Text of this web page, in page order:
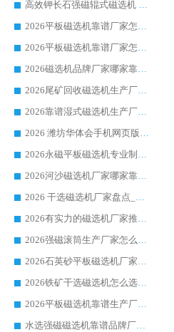
高效钾长石强磁辊式磁选机 华体会手机网页版-华体会(中国) 专业制造品质值得信赖
2026平板磁选机靠谱厂家怎么选？华体会手机网页版-华体会(中国) 凭硬实力甄选合作品牌
2026平板磁选机靠谱厂家怎么选？华体会手机网页版-华体会(中国) 凭硬实力甄选合作品牌
2026磁选机品牌厂家哪家靠谱?行业优选华体会手机网页版-华体会(中国) 实力出众
2026尾矿回收磁选机生产厂家哪家好_行业推荐华体会手机网页版-华体会(中国)
2026靠谱湿式磁选机生产厂家推荐 华体会手机网页版-华体会(中国) 技术与实力兼具
2026 潍坊华体会手机网页版-华体会(中国) _矿用 RCT永磁滚筒提纯设备 厂家实力与应用优势全解析
2026永磁平板磁选机专业制造 华体会手机网页版-华体会(中国) 靠谱生产厂家
2026河沙磁选机厂家哪家靠谱?华体会手机网页版-华体会(中国) 优质河沙磁选机厂家推荐
2026 干选磁选机厂家盘点_华体会手机网页版-华体会(中国) 靠谱品牌选型指南
2026有实力的磁选机厂家推荐_华体会手机网页版-华体会(中国) _行业标杆与优质厂商盘点
2026强磁滚筒生产厂家怎么选?行业口碑推荐华体会手机网页版-华体会(中国)
2026石英砂平板磁选机厂家推荐 华体会手机网页版-华体会(中国) 技术实力备受行业认可
2026铁矿干选磁选机怎么选?源头厂家华体会手机网页版-华体会(中国) ，用实力说话
2026平板磁选机靠谱生产厂家怎么选?行业标杆华体会手机网页版-华体会(中国) ，凭硬实力脱颖而出
水选强磁磁选机靠谱品牌厂家推荐：华体会手机网页版-华体会(中国) ，技术实力与口碑双在线